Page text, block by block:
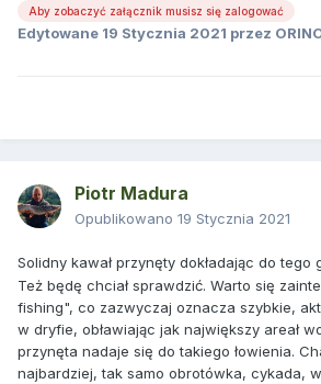
Aby zobaczyć załącznik musisz się zalogować
Edytowane 19 Stycznia 2021 przez
Piotr Madura
Opublikowano 19 Stycznia 2021
Solidny kawał przynęty dokładając do tego
Też będę chciał sprawdzić. Warto się
fishing", co zazwyczaj oznacza szybkie,
w dryfie, obławiając jak największy areał
przynęta nadaje się do takiego łowienia.
najbardziej, tak samo obrotówka, cykada,